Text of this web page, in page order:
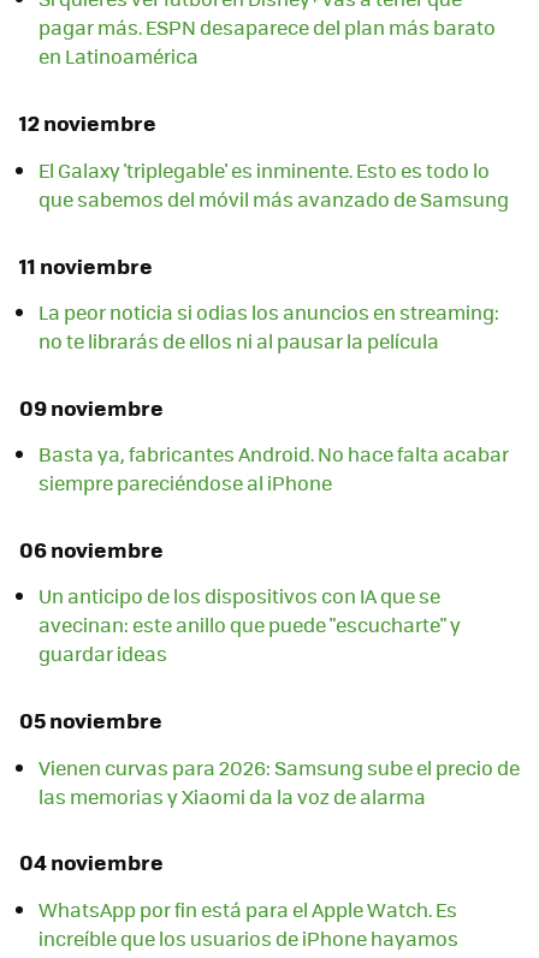
pagar más. ESPN desaparece del plan más barato
en Latinoamérica
12 noviembre
El Galaxy 'triplegable' es inminente. Esto es todo lo
que sabemos del móvil más avanzado de Samsung
11 noviembre
La peor noticia si odias los anuncios en streaming:
no te librarás de ellos ni al pausar la película
09 noviembre
Basta ya, fabricantes Android. No hace falta acabar
siempre pareciéndose al iPhone
06 noviembre
Un anticipo de los dispositivos con IA que se
avecinan: este anillo que puede "escucharte" y
guardar ideas
05 noviembre
Vienen curvas para 2026: Samsung sube el precio de
las memorias y Xiaomi da la voz de alarma
04 noviembre
WhatsApp por fin está para el Apple Watch. Es
increíble que los usuarios de iPhone hayamos